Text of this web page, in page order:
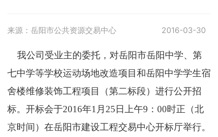
来源：岳阳市公共资源交易中心 2016-03-30
我公司受业主的委托，对岳阳市岳阳中学、第
七中学等学校运动场地改造项目和岳阳中学学生宿
舍楼维修装饰工程项目（第二标段）进行公开招
标。开标会于2016年1月25日上午9：00时正（北
京时间）在岳阳市建设工程交易中心开标厅举行。